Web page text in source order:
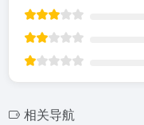
相关导航